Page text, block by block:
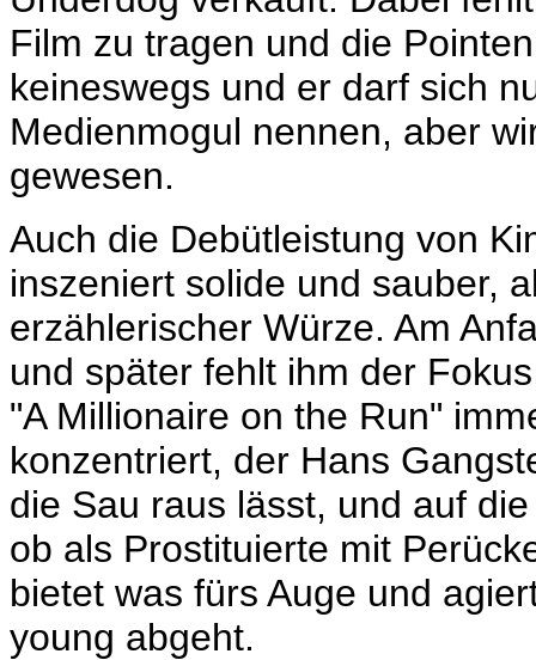
Film zu tragen und die
keineswegs und er darf sich
Medienmogul nennen, aber
gewesen.
Auch die Debütleistung von
inszeniert solide und sauber,
erzählerischer Würze. Am
und später fehlt ihm der
"A Millionaire on the Run"
konzentriert, der Hans
die Sau raus lässt, und auf
ob als Prostituierte mit
bietet was fürs Auge und
young abgeht.